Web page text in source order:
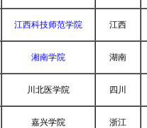
江西科技师范学院 江西
湘南学院 湖南
川北医学院 四川
嘉兴学院 浙江